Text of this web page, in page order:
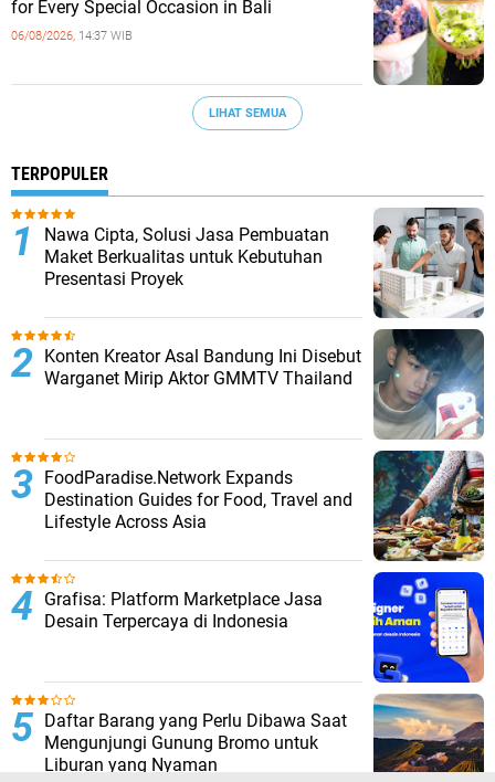
for Every Special Occasion in Bali
06/08/2026, 14:37 WIB
LIHAT SEMUA
TERPOPULER
Nawa Cipta, Solusi Jasa Pembuatan
Maket Berkualitas untuk Kebutuhan
Presentasi Proyek
Konten Kreator Asal Bandung Ini Disebut
Warganet Mirip Aktor GMMTV Thailand
FoodParadise.Network Expands
Destination Guides for Food, Travel and
Lifestyle Across Asia
Grafisa: Platform Marketplace Jasa
Desain Terpercaya di Indonesia
Daftar Barang yang Perlu Dibawa Saat
Mengunjungi Gunung Bromo untuk
Liburan yang Nyaman